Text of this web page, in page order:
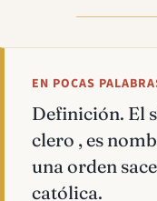
EN POCAS
Definición. El
clero , es
una orden
católica.